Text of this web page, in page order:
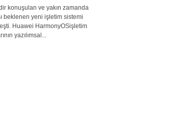
konuşulan ve yakın zamanda
beklenen yeni işletim sistemi
Huawei HarmonyOSişletim
yazılımsal...